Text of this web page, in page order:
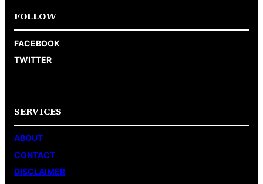
FOLLOW
FACEBOOK
TWITTER
SERVICES
ABOUT
CONTACT
DISCLAIMER